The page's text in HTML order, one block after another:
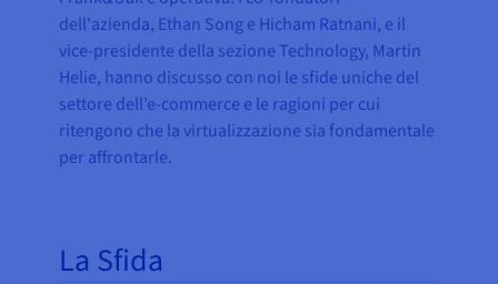
dell'azienda, Ethan Song e Hicham Ratnani, e il
vice-presidente della sezione Technology, Martin
Helie, hanno discusso con noi le sfide uniche del
settore dell’e-commerce e le ragioni per cui
ritengono che la virtualizzazione sia fondamentale
per affrontarle.
La Sfida